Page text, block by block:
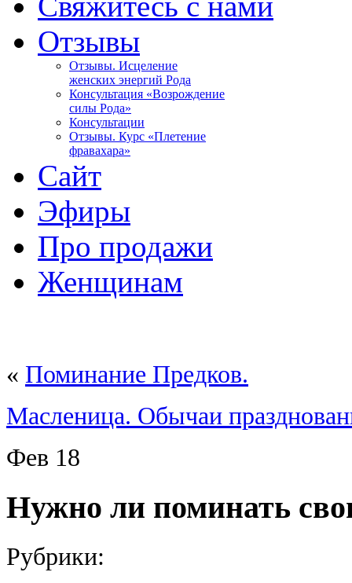
Отзывы
Отзывы. Исцеление
женских энергий Рода
Консультация «Возрождение
силы Рода»
Консультации
Отзывы. Курс «Плетение
фравахара»
Сайт
Эфиры
Про продажи
Женщинам
« Поминание Предков.
Масленица. Обычаи
Фев 18
Нужно ли поминать
Рубрики: